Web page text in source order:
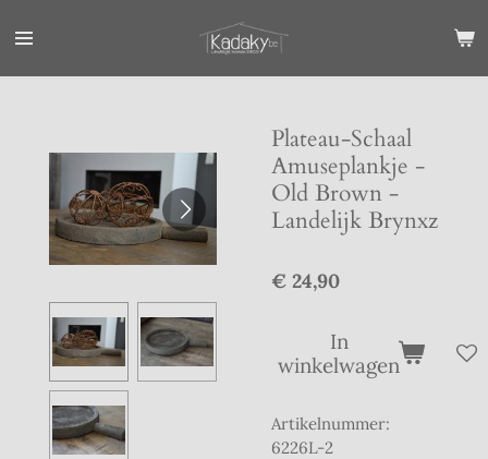
direct
Plateau-Schaal
Amuseplankje -
Old Brown -
Landelijk Brynxz
€ 24,90
In
winkelwagen
Artikelnummer:
6226L-2